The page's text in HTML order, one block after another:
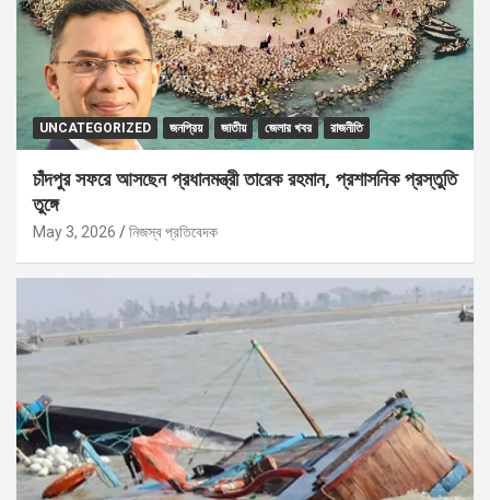
UNCATEGORIZED জনপ্রিয় জাতীয় জেলার খবর রাজনীতি
চাঁদপুর সফরে আসছেন প্রধানমন্ত্রী তারেক রহমান, প্রশাসনিক প্রস্তুতি
তুঙ্গে
May 3, 2026 নিজস্ব প্রতিবেদক